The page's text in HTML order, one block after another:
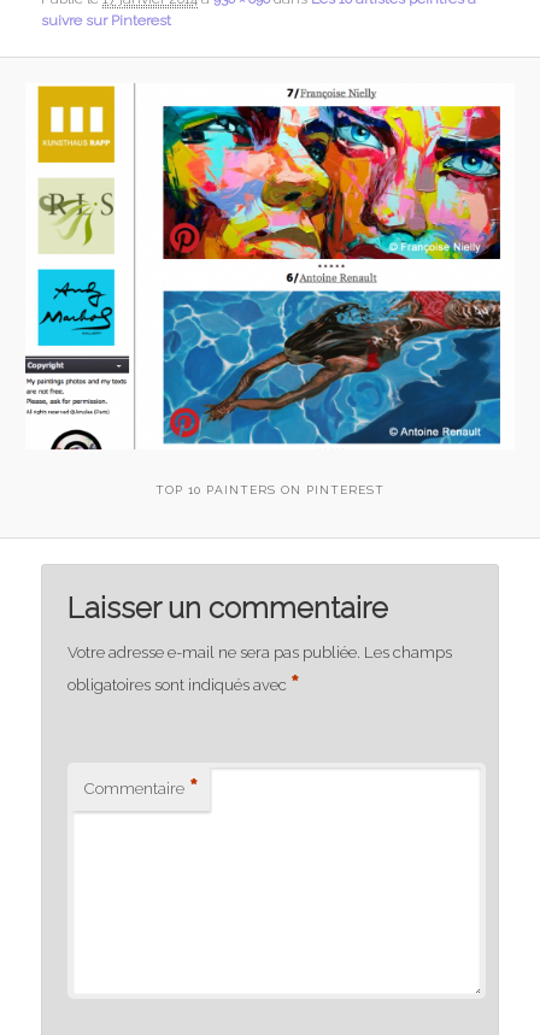
suivre sur Pinterest
TOP 10 PAINTERS ON PINTEREST
Laisser un commentaire
Votre adresse e-mail ne sera pas publiée. Les champs
obligatoires sont indiqués avec *
Commentaire *